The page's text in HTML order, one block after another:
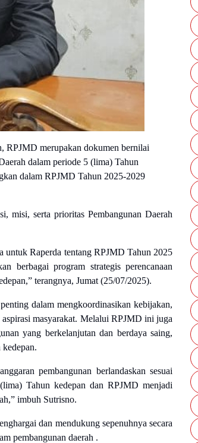
RPJMD merupakan dokumen bernilai
dalam periode 5 (lima) Tahun
dalam RPJMD Tahun 2025-2029
misi, serta prioritas Pembangunan Daerah
untuk Raperda tentang RPJMD Tahun 2025
berbagai program strategis perencanaan
terangnya, Jumat (25/07/2025).
dalam mengkoordinasikan kebijakan,
aspirasi masyarakat. Melalui RPJMD ini juga
yang berkelanjutan dan berdaya saing,
pembangunan berlandaskan sesuai
Tahun kedepan dan RPJMD menjadi
imbuh Sutrisno.
dan mendukung sepenuhnya secara
pembangunan daerah .